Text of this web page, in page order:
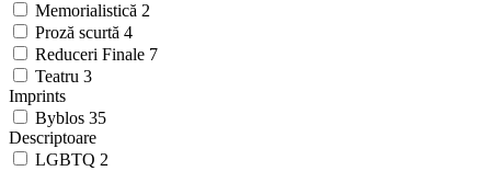
Memorialistică 2
Proză scurtă 4
Reduceri Finale 7
Teatru 3
Imprints
Byblos 35
Descriptoare
LGBTQ 2